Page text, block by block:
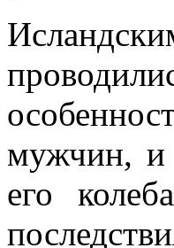
мужчин, и
его